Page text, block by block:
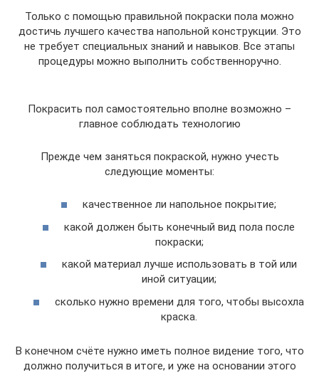
Только с помощью правильной покраски пола можно
достичь лучшего качества напольной конструкции. Это
не требует специальных знаний и навыков. Все этапы
процедуры можно выполнить собственноручно.
Покрасить пол самостоятельно вполне возможно –
главное соблюдать технологию
Прежде чем заняться покраской, нужно учесть
следующие моменты:
качественное ли напольное покрытие;
какой должен быть конечный вид пола после
покраски;
какой материал лучше использовать в той или
иной ситуации;
сколько нужно времени для того, чтобы высохла
краска.
В конечном счёте нужно иметь полное видение того, что
должно получиться в итоге, и уже на основании этого